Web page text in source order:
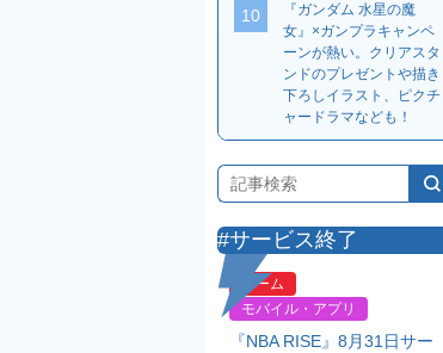
10
『ガンダム 水星の魔
女』×ガンプラキャンペ
ーンが熱い。クリアスタ
ンドのプレゼントや描き
下ろしイラスト、ピクチ
ャードラマなども！
#サービス終了
ゲーム
モバイル・アプリ
『NBA RISE』8月31日サー